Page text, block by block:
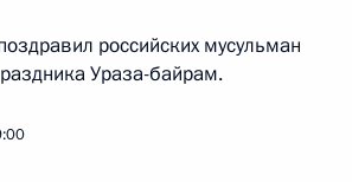
российских мусульман
Ураза-байрам.